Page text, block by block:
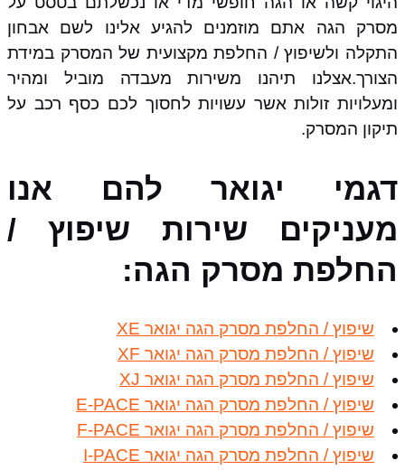
מסרק הגה אתם מוזמנים להגיע אלינו לשם אבחון
התקלה ולשיפוץ / החלפת מקצועית של המסרק במידת
הצורך.אצלנו תיהנו משירות מעבדה מוביל ומהיר
ומעלויות זולות אשר עשויות לחסוך לכם כסף רכב על
תיקון המסרק.
דגמי יגואר להם אנו
מעניקים שירות שיפוץ /
החלפת מסרק הגה:
שיפוץ / החלפת מסרק הגה יגואר XE
שיפוץ / החלפת מסרק הגה יגואר XF
שיפוץ / החלפת מסרק הגה יגואר XJ
שיפוץ / החלפת מסרק הגה יגואר E-PACE
שיפוץ / החלפת מסרק הגה יגואר F-PACE
שיפוץ / החלפת מסרק הגה יגואר I-PACE